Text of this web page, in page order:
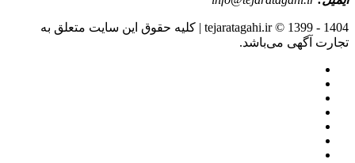
tejaratagahi.ir © 1399 - 1404 | کلیه حقوق این سایت متعلق به
تجارت آگهی می‌باشد.